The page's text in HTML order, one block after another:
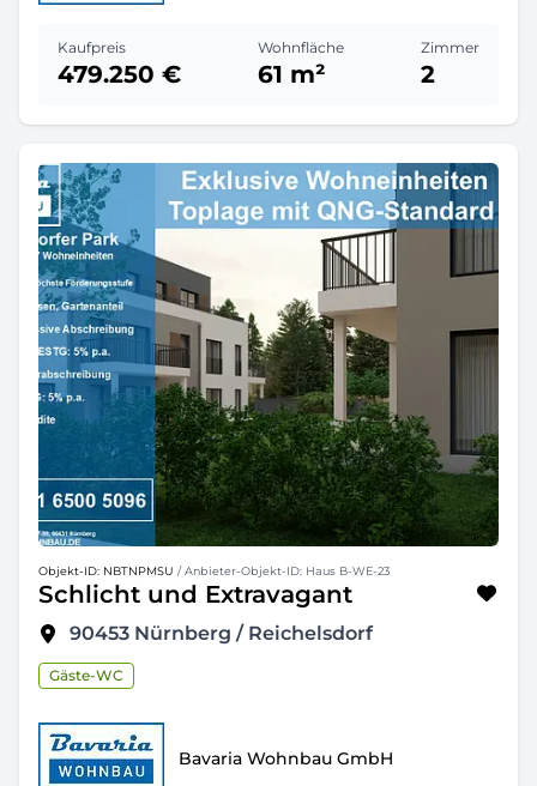
Kaufpreis
479.250 €
Wohnfläche
61 m²
Zimmer
2
Objekt-ID: NBTNPMSU / Anbieter-Objekt-ID: Haus B-WE-23
Schlicht und Extravagant
90453 Nürnberg / Reichelsdorf
Gäste-WC
Bavaria Wohnbau GmbH